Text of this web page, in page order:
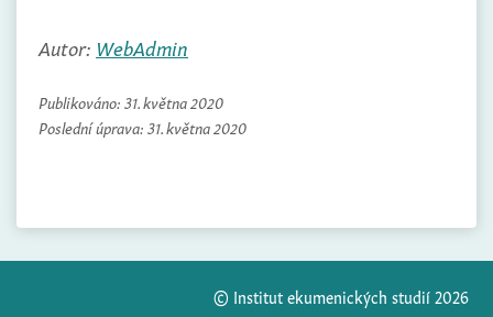
Autor: WebAdmin
Publikováno: 31. května 2020
Poslední úprava: 31. května 2020
© Institut ekumenických studií 2026